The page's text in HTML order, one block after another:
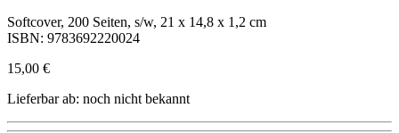
Softcover, 200 Seiten, s/w, 21 x 14,8 x 1,2 cm
ISBN: 9783692220024
15,00 €
Lieferbar ab: noch nicht bekannt